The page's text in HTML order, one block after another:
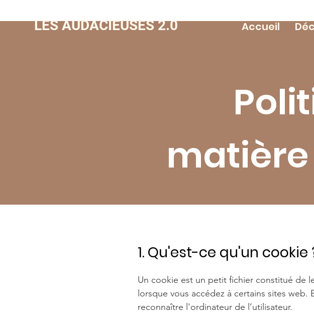
LES AUDACIEUSES 2.0 Accueil
1. Qu'est-ce qu'un cookie
Un cookie est un petit fichier constitué de
lorsque vous accédez à certains sites
reconnaître l'ordinateur de l’utilisateur.